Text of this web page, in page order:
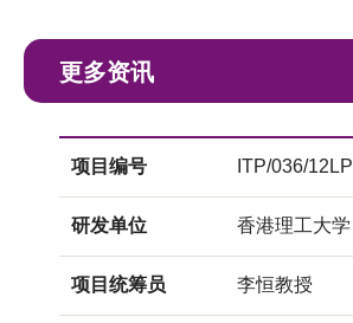
更多资讯
项目编号 ITP/036/12LP
研发单位 香港理工大学
项目统筹员 李恒教授